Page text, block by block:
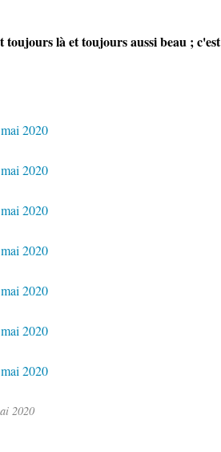
toujours là et toujours aussi beau ; c'est
2020